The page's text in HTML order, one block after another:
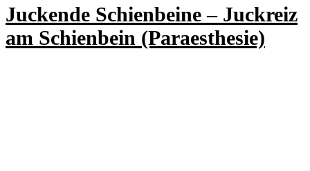
Juckende Schienbeine – Juckreiz
am Schienbein (Paraesthesie)